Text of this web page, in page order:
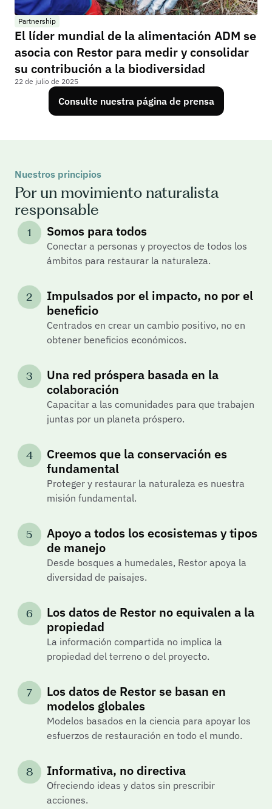
Partnership
El líder mundial de la alimentación ADM se
asocia con Restor para medir y consolidar
su contribución a la biodiversidad
22 de julio de 2025
Consulte nuestra página de prensa
Nuestros principios
Por un movimiento naturalista
responsable
1 Somos para todos
Conectar a personas y proyectos de todos los
ámbitos para restaurar la naturaleza.
2
Impulsados por el impacto, no por el
beneficio
Centrados en crear un cambio positivo, no en
obtener beneficios económicos.
3
Una red próspera basada en la
colaboración
Capacitar a las comunidades para que trabajen
juntas por un planeta próspero.
4
Creemos que la conservación es
fundamental
Proteger y restaurar la naturaleza es nuestra
misión fundamental.
5
Apoyo a todos los ecosistemas y tipos
de manejo
Desde bosques a humedales, Restor apoya la
diversidad de paisajes.
6
Los datos de Restor no equivalen a la
propiedad
La información compartida no implica la
propiedad del terreno o del proyecto.
7
Los datos de Restor se basan en
modelos globales
Modelos basados en la ciencia para apoyar los
esfuerzos de restauración en todo el mundo.
8 Informativa, no directiva
Ofreciendo ideas y datos sin prescribir
acciones.